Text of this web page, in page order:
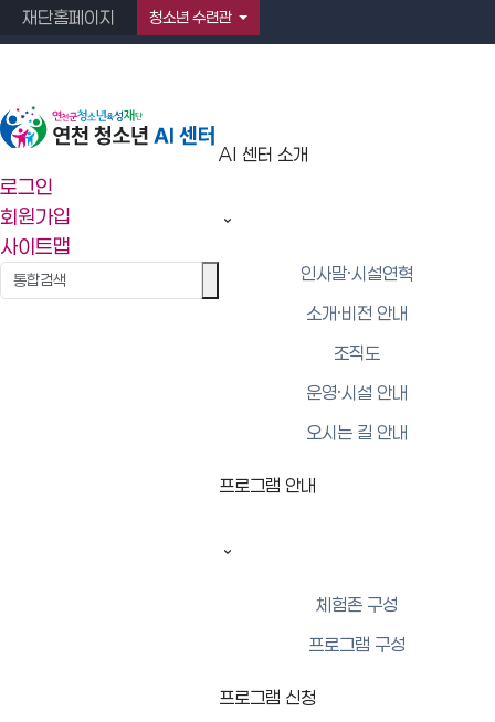
재단홈페이지 청소년 수련관
로그인
회원가입
사이트맵
AI 센터 소개
인사말·시설연혁
소개·비전 안내
조직도
운영·시설 안내
오시는 길 안내
프로그램 안내
체험존 구성
프로그램 구성
프로그램 신청
오시는 길 안내